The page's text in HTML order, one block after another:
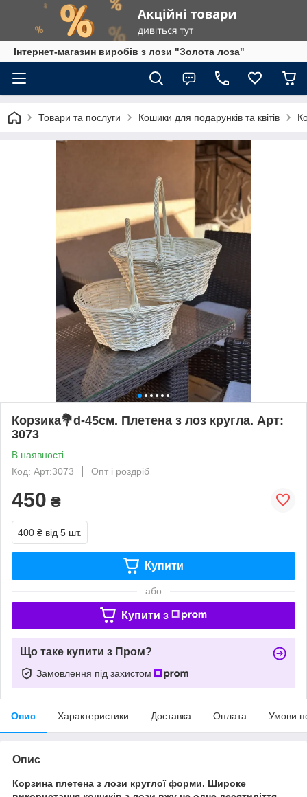
Інтернет-магазин виробів з лози "Золота лоза"
Товари та послуги Кошики для подарунків та квітів
Корзика💐d-45см. Плетена з лоз кругла. Арт:
3073
В наявності
Код: Арт:3073
Опт і роздріб
450 ₴
400 ₴ від 5 шт.
Купити
або
Купити з
Що таке купити з Пром?
Замовлення під захистом
Опис Характеристики Доставка Оплата Умови
Опис
Корзина плетена з лози круглої форми. Широке